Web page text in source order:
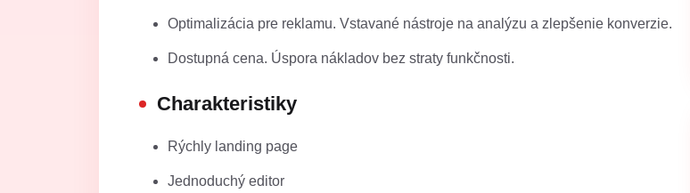
Optimalizácia pre reklamu. Vstavané nástroje na analýzu a zlepšenie konverzie.
Dostupná cena. Úspora nákladov bez straty funkčnosti.
Charakteristiky
Rýchly landing page
Jednoduchý editor